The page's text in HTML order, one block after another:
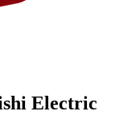
Electric